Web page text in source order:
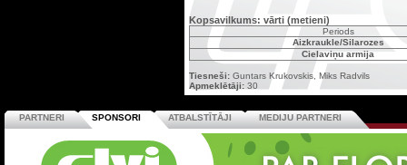
Kopsavilkums: vārti (metieni)
Periods
Aizkraukle/Silarozes
Cielaviņu armija
Tiesneši: Guntars Krukovskis, Miks Radvils
Apmeklētāji: 30
PARTNERI SPONSORI ATBALSTĪTĀJI MEDIJU PARTNERI